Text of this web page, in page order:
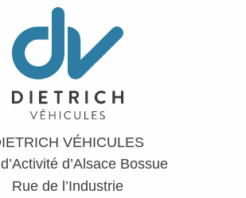
VÉHICULES
d’Alsace Bossue
Rue de l’Industrie